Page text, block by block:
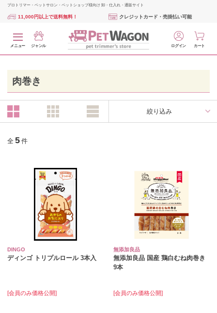
プロトリマー・ペットサロン・ペットショップ様向け 卸・仕入れ・通販サイト
11,000円以上で送料無料！ クレジットカード・売掛払い可能
メニュー ジャンル ログイン カート
肉巻き
絞り込み
全 5 件
DINGO
ディンゴ トリプルロール 3本入
[会員のみ価格公開]
無添加良品
無添加良品 国産 鶏白むね肉巻き
9本
[会員のみ価格公開]